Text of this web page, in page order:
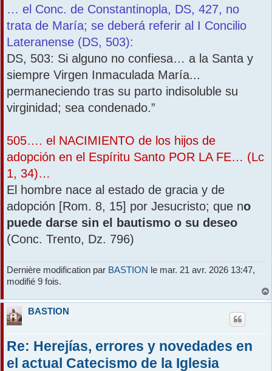
… el Conc. de Constantinopla, DS, 427, no
trata de María; se deberá referir al I Concilio
Lateranense (DS, 503):
DS, 503: Si alguno no confiesa… a la Santa y
siempre Virgen Inmaculada María...
permaneciendo tras su parto indisoluble su
virginidad; sea condenado.”
505…. el NACIMIENTO de los hijos de
adopción en el Espíritu Santo POR LA FE… (Lc
1, 34)…
El hombre nace al estado de gracia y de
adopción [Rom. 8, 15] por Jesucristo; que no
puede darse sin el bautismo o su deseo
(Conc. Trento, Dz. 796)
Dernière modification par BASTION le mar. 21 avr. 2026 13:47,
modifié 9 fois.
BASTION
Re: Herejías, errores y novedades en
el actual Catecismo de la Iglesia